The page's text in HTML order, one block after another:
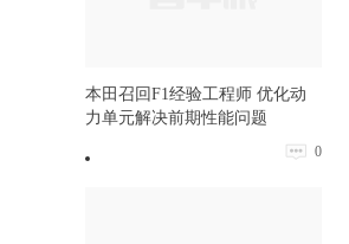
本田召回F1经验工程师 优化动
力单元解决前期性能问题
0